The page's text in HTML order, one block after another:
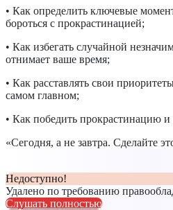
• Как определить ключевые
бороться с прокрастинацией;
• Как избегать случайной
отнимает ваше время;
• Как расставлять свои
самом главном;
• Как победить прокрастинацию и
«Сегодня, а не завтра. Сделайте
Недоступно!
Удалено по требованию
Слушать полностью